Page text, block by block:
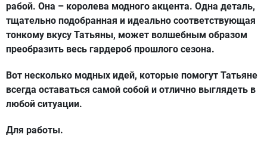
рабой. Она – королева модного акцента. Одна деталь,
тщательно подобранная и идеально соответствующая
тонкому вкусу Татьяны, может волшебным образом
преобразить весь гардероб прошлого сезона.
Вот несколько модных идей, которые помогут Татьяне
всегда оставаться самой собой и отлично выглядеть в
любой ситуации.
Для работы.